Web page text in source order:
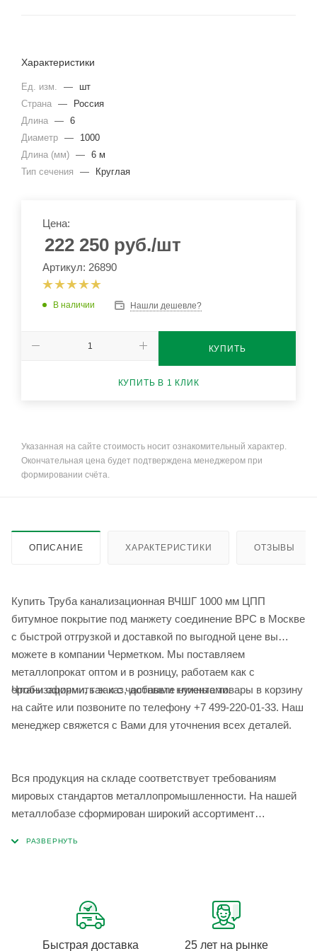
Характеристики
Ед. изм. —
шт
Страна —
Россия
Длина — 6
Диаметр —
1000
Длина (мм) — 6 м
Тип сечения
— Круглая
Цена:
222 250 руб./шт
Артикул: 26890
В наличии Нашли дешевле?
КУПИТЬ
КУПИТЬ В 1 КЛИК
Указанная на сайте стоимость носит ознакомительный характер.
Окончательная цена будет подтверждена менеджером при
формировании счёта.
ОПИСАНИЕ ХАРАКТЕРИСТИКИ ОТЗЫВЫ
Купить Труба канализационная ВЧШГ 1000 мм ЦПП
битумное покрытие под манжету соединение ВРС в Москве
с быстрой отгрузкой и доставкой по выгодной цене вы
можете в компании Черметком. Мы поставляем
металлопрокат оптом и в розницу, работаем как с
организациями, так и с частными клиентами.
Чтобы оформить заказ, добавьте нужные товары в корзину
на сайте или позвоните по телефону +7 499-220-01-33. Наш
менеджер свяжется с Вами для уточнения всех деталей.
Вся продукция на складе соответствует требованиям
мировых стандартов металлопромышленности. На нашей
металлобазе сформирован широкий ассортимент
Быстрая доставка 25 лет на рынке